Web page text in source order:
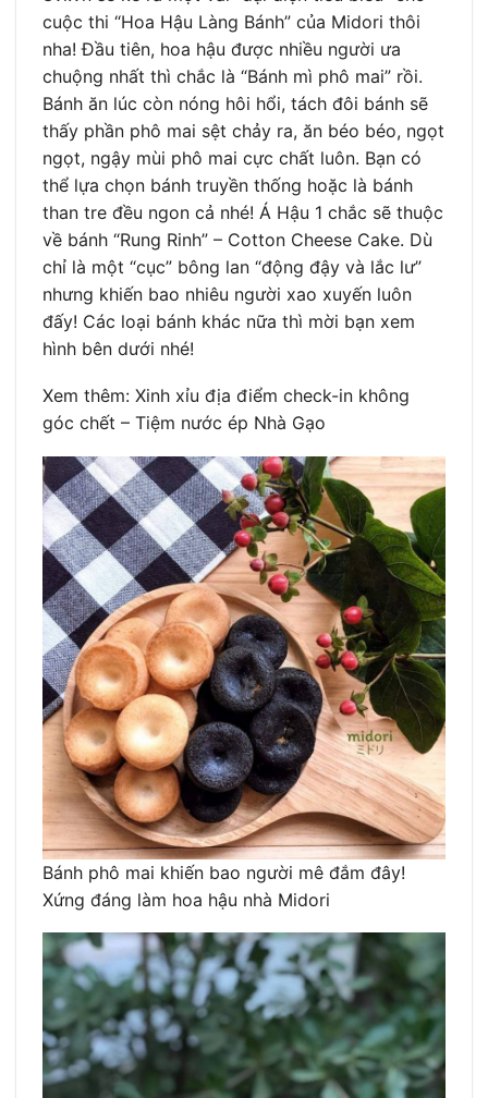
cuộc thi “Hoa Hậu Làng Bánh” của Midori thôi
nha! Đầu tiên, hoa hậu được nhiều người ưa
chuộng nhất thì chắc là “Bánh mì phô mai” rồi.
Bánh ăn lúc còn nóng hôi hổi, tách đôi bánh sẽ
thấy phần phô mai sệt chảy ra, ăn béo béo, ngọt
ngọt, ngậy mùi phô mai cực chất luôn. Bạn có
thể lựa chọn bánh truyền thống hoặc là bánh
than tre đều ngon cả nhé! Á Hậu 1 chắc sẽ thuộc
về bánh “Rung Rinh” – Cotton Cheese Cake. Dù
chỉ là một “cục” bông lan “động đậy và lắc lư”
nhưng khiến bao nhiêu người xao xuyến luôn
đấy! Các loại bánh khác nữa thì mời bạn xem
hình bên dưới nhé!
Xem thêm: Xinh xỉu địa điểm check-in không
góc chết – Tiệm nước ép Nhà Gạo
Bánh phô mai khiến bao người mê đắm đây!
Xứng đáng làm hoa hậu nhà Midori